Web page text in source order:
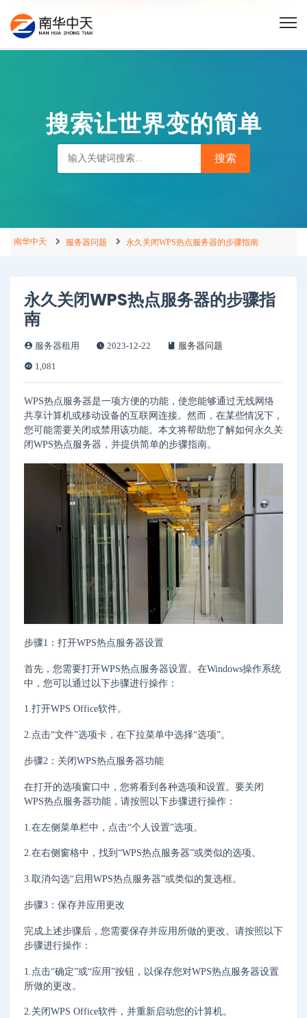
搜索让世界变的简单
南华中天 服务器问题 永久关闭WPS热点服务器的步骤指南
永久关闭WPS热点服务器的步骤指
南
服务器租用 2023-12-22
服务器问题
1,081
WPS热点服务器是一项方便的功能，使您能够通过无线网络
共享计算机或移动设备的互联网连接。然而，在某些情况下，
您可能需要关闭或禁用该功能。本文将帮助您了解如何永久关
闭WPS热点服务器，并提供简单的步骤指南。
步骤1：打开WPS热点服务器设置
首先，您需要打开WPS热点服务器设置。在Windows操作系统
中，您可以通过以下步骤进行操作：
1.打开WPS Office软件。
2.点击“文件”选项卡，在下拉菜单中选择“选项”。
步骤2：关闭WPS热点服务器功能
在打开的选项窗口中，您将看到各种选项和设置。要关闭
WPS热点服务器功能，请按照以下步骤进行操作：
1.在左侧菜单栏中，点击“个人设置”选项。
2.在右侧窗格中，找到“WPS热点服务器”或类似的选项。
3.取消勾选“启用WPS热点服务器”或类似的复选框。
步骤3：保存并应用更改
完成上述步骤后，您需要保存并应用所做的更改。请按照以下
步骤进行操作：
1.点击“确定”或“应用”按钮，以保存您对WPS热点服务器设置
所做的更改。
2.关闭WPS Office软件，并重新启动您的计算机。